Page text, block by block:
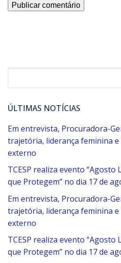
ÚLTIMAS NOTÍCIAS
Em entrevista, Procuradora-
trajetória, liderança feminina
externo
TCESP realiza evento “Agosto
que Protegem” no dia 17 de
Em entrevista, Procuradora-
trajetória, liderança feminina
externo
TCESP realiza evento “Agosto
que Protegem” no dia 17 de